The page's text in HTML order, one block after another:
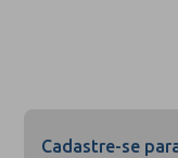
Cadastre-se